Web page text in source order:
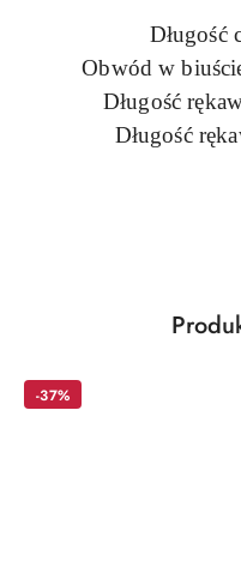
Długość
Obwód w
Długość
Długość
Pomiń karuzelę
-37%